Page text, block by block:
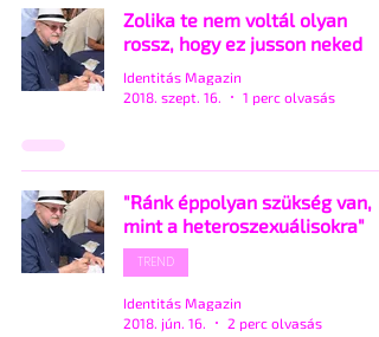
Zolika te nem voltál olyan
rossz, hogy ez jusson neked
Identitás Magazin
2018. szept. 16.
1 perc olvasás
"Ránk éppolyan szükség van,
mint a heteroszexuálisokra"
TREND
Identitás Magazin
2018. jún. 16.
2 perc olvasás